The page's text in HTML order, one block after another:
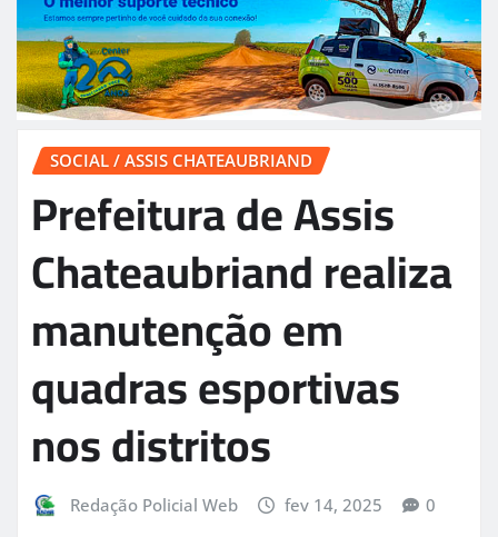
SOCIAL / ASSIS CHATEAUBRIAND
Prefeitura de Assis
Chateaubriand realiza
manutenção em
quadras esportivas
nos distritos
Redação Policial Web fev 14, 2025 0